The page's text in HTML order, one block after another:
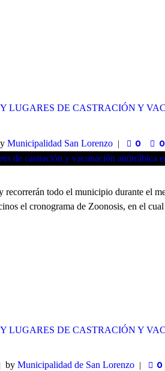
LUGARES DE CASTRACIÓN Y
Municipalidad San Lorenzo 0 0
recorrerán todo el municipio durante el
el cronograma de Zoonosis, en el
LUGARES DE CASTRACIÓN Y
by Municipalidad de San Lorenzo 0